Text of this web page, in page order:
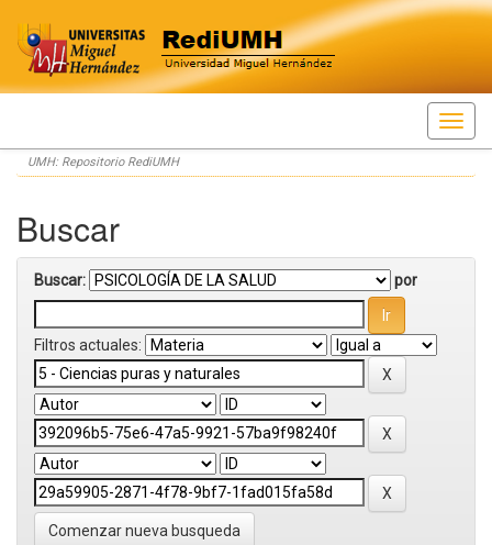
Skip
navigation
UMH: Repositorio RediUMH
Buscar
Buscar: por
Filtros actuales:
Comenzar nueva busqueda